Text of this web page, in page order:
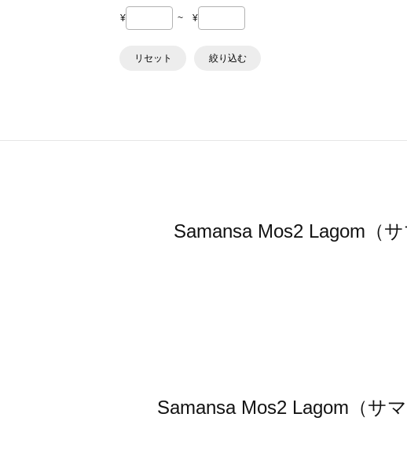
¥ ~ ¥
リセット 絞り込む
Samansa Mos2 Lagom（
Samansa Mos2 Lagom（サ